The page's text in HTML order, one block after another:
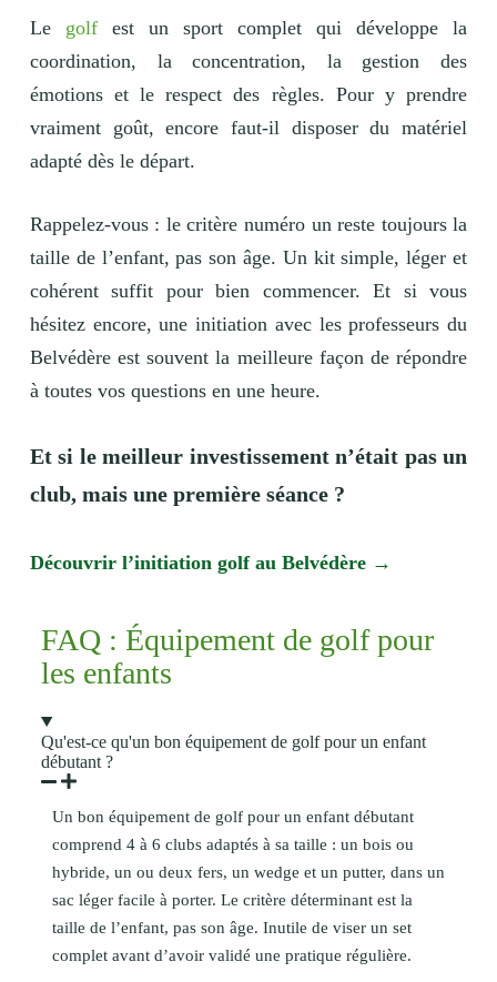
Le golfest un sport complet qui développe la
coordination, la concentration, la gestion des
émotions et le respect des règles. Pour y prendre
vraiment goût, encore faut-il disposer du matériel
adapté dès le départ.
Rappelez-vous : le critère numéro un reste toujours la
taille de l’enfant, pas son âge. Un kit simple, léger et
cohérent suffit pour bien commencer. Et si vous
hésitez encore, une initiation avec les professeurs du
Belvédère est souvent la meilleure façon de répondre
à toutes vos questions en une heure.
Et si le meilleur investissement n’était pas un
club, mais une première séance ?
Découvrir l’initiation golf au Belvédère →
FAQ : Équipement de golf pour
les enfants
Qu'est-ce qu'un bon équipement de golf pour un enfant
débutant ?
Un bon équipement de golf pour un enfant débutant
comprend 4 à 6 clubs adaptés à sa taille : un bois ou
hybride, un ou deux fers, un wedge et un putter, dans un
sac léger facile à porter. Le critère déterminant est la
taille de l’enfant, pas son âge. Inutile de viser un set
complet avant d’avoir validé une pratique régulière.